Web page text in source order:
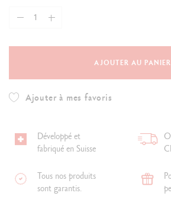
AJOUTER AU PANIER
Ajouter à mes favoris
Développé et
fabriqué en Suisse
Tous nos produits
sont garantis.